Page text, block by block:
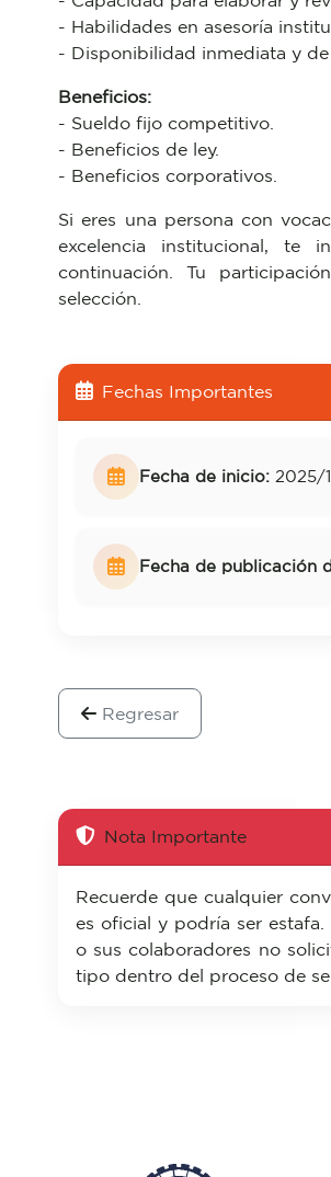
- Habilidades en asesoría
- Disponibilidad inmediata y
Beneficios:
- Sueldo fijo competitivo.
- Beneficios de ley.
- Beneficios corporativos.
Si eres una persona con
excelencia institucional, te
continuación. Tu
selección.
Fechas Importantes
Fecha de inicio: 2025/
Fecha de publicación
Regresar
Nota Importante
Recuerde que cualquier
es oficial y podría ser
o sus colaboradores no
tipo dentro del proceso de